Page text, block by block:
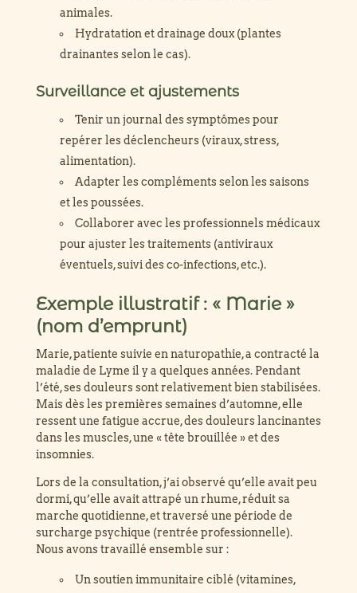
animales.
Hydratation et drainage doux (plantes
drainantes selon le cas).
Surveillance et ajustements
Tenir un journal des symptômes pour
repérer les déclencheurs (viraux, stress,
alimentation).
Adapter les compléments selon les saisons
et les poussées.
Collaborer avec les professionnels médicaux
pour ajuster les traitements (antiviraux
éventuels, suivi des co-infections, etc.).
Exemple illustratif : « Marie »
(nom d’emprunt)
Marie, patiente suivie en naturopathie, a contracté la
maladie de Lyme il y a quelques années. Pendant
l’été, ses douleurs sont relativement bien stabilisées.
Mais dès les premières semaines d’automne, elle
ressent une fatigue accrue, des douleurs lancinantes
dans les muscles, une « tête brouillée » et des
insomnies.
Lors de la consultation, j’ai observé qu’elle avait peu
dormi, qu’elle avait attrapé un rhume, réduit sa
marche quotidienne, et traversé une période de
surcharge psychique (rentrée professionnelle).
Nous avons travaillé ensemble sur :
Un soutien immunitaire ciblé (vitamines,